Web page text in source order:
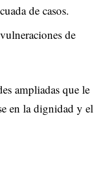
de casos.
de
ampliadas que le
en la dignidad y el